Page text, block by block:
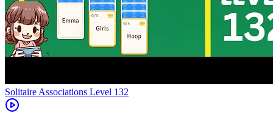
Level 132